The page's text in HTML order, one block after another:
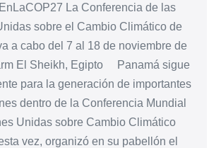
La Conferencia de las
sobre el Cambio Climático de
a cabo del 7 al 18 de noviembre de
El Sheikh, Egipto Panamá sigue
para la generación de importantes
dentro de la Conferencia Mundial
Unidas sobre Cambio Climático
vez, organizó en su pabellón el